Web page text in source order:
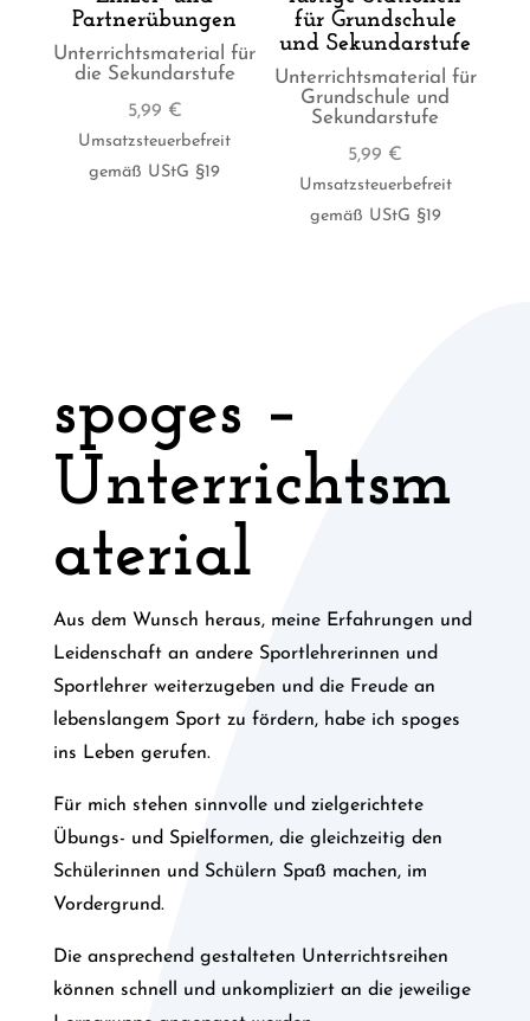
Partnerübungen
Unterrichtsmaterial für
die Sekundarstufe
5,99 €
Umsatzsteuerbefreit
gemäß UStG §19
für Grundschule
und Sekundarstufe
Unterrichtsmaterial für
Grundschule und
Sekundarstufe
5,99 €
Umsatzsteuerbefreit
gemäß UStG §19
spoges –
Unterrichtsm
aterial
Aus dem Wunsch heraus, meine Erfahrungen und
Leidenschaft an andere Sportlehrerinnen und
Sportlehrer weiterzugeben und die Freude an
lebenslangem Sport zu fördern, habe ich spoges
ins Leben gerufen.
Für mich stehen sinnvolle und zielgerichtete
Übungs- und Spielformen, die gleichzeitig den
Schülerinnen und Schülern Spaß machen, im
Vordergrund.
Die ansprechend gestalteten Unterrichtsreihen
können schnell und unkompliziert an die jeweilige